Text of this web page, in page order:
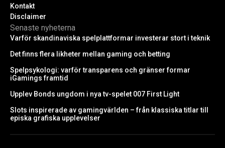
Kontakt
Disclaimer
Senaste nyheterna
Varför skandinaviska spelplattformar investerar stort i teknik
Det finns flera likheter mellan gaming och betting
Spelpsykologi: varför transparens och gränser formar
iGamings framtid
Upplev Bonds ungdom i nya tv-spelet 007 First Light
Slots inspirerade av gamingvärlden – från klassiska titlar till
episka grafiska upplevelser